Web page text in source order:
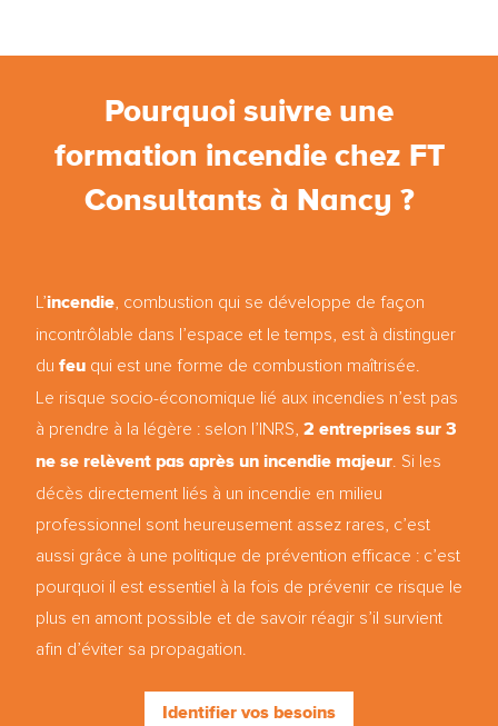
Pourquoi suivre une
formation incendie chez FT
Consultants à Nancy ?
L’incendie , combustion qui se développe de façon
incontrôlable dans l’espace et le temps, est à distinguer
du feu qui est une forme de combustion maîtrisée.
Le risque socio-économique lié aux incendies n’est pas
à prendre à la légère : selon l’INRS, 2 entreprises sur 3
ne se relèvent pas après un incendie majeur . Si les
décès directement liés à un incendie en milieu
professionnel sont heureusement assez rares, c’est
aussi grâce à une politique de prévention efficace : c’est
pourquoi il est essentiel à la fois de prévenir ce risque le
plus en amont possible et de savoir réagir s’il survient
afin d’éviter sa propagation.
Identifier vos besoins